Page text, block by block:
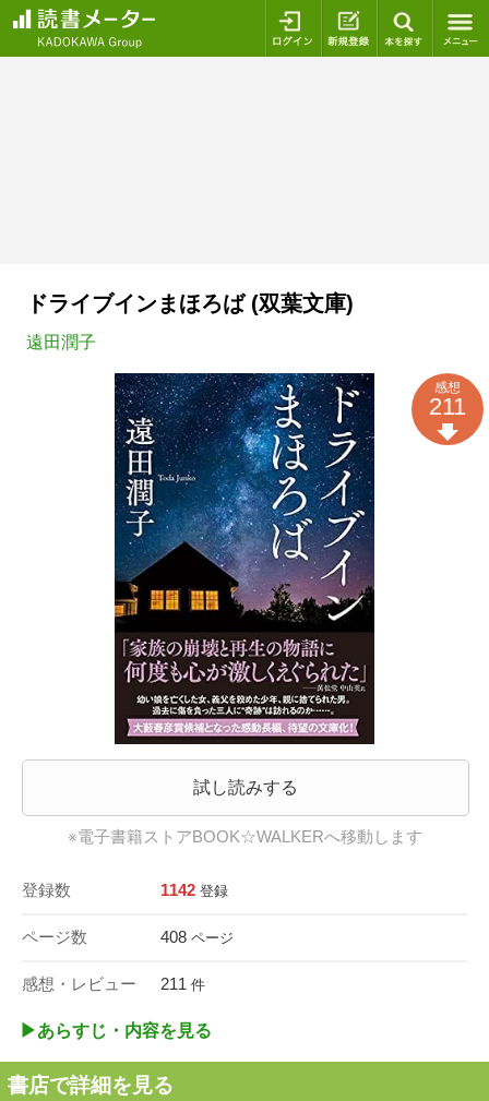
ログイン 新規登録
ドライブインまほろば (双葉文庫)
遠田潤子
試し読みする
※電子書籍ストアBOOK☆WALKERへ移動します
登録数 1142 登録
ページ数 408 ページ
感想・レビュー 211 件
感想
211
▶︎あらすじ・内容を見る
書店で詳細を見る